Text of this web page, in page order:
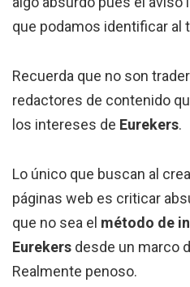
que podamos identificar al
Recuerda que no son
redactores de contenido
los intereses de Eurekers.
Lo único que buscan al
páginas web es criticar
que no sea el método de
Eurekers desde un marco
Realmente penoso.